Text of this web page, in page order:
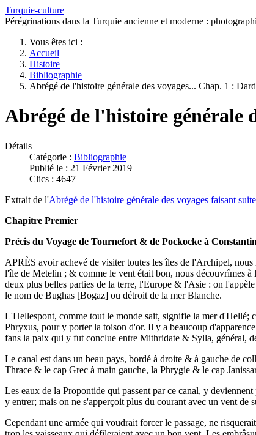
Turquie-culture
Pérégrinations dans la Turquie ancienne et moderne :
Vous êtes ici :
Accueil
Histoire
Bibliographie
Abrégé de l'histoire générale des voyages... Chap. 1 :
Abrégé de l'histoire générale
Détails
Catégorie : Bibliographie
Publié le : 21 Février 2019
Clics : 4647
Extrait de l'Abrégé de l'histoire générale des voyages faisant
Chapitre Premier
Précis du Voyage de Tournefort & de Pockocke à
APRÈS avoir achevé de visiter toutes les îles de l'Archipel,
l'île de Metelin ; & comme le vent était bon, nous découvrîmes à
deux plus belles parties de la terre, l'Europe & l'Asie : on
le nom de Bughas [Bogaz] ou détroit de la mer Blanche.
L'Hellespont, comme tout le monde sait, signifie la mer d'Hellé;
Phryxus, pour y porter la toison d'or. Il y a beaucoup
fans la paix qui y fut conclue entre Mithridate & Sylla, général,
Le canal est dans un beau pays, bordé à droite & à gauche de
Thrace & le cap Grec à main gauche, la Phrygie & le cap
Les eaux de la Propontide qui passent par ce canal, y
y entrer; mais on ne s'apperçoit plus du courant avec un vent de
Cependant une armée qui voudrait forcer le passage, ne